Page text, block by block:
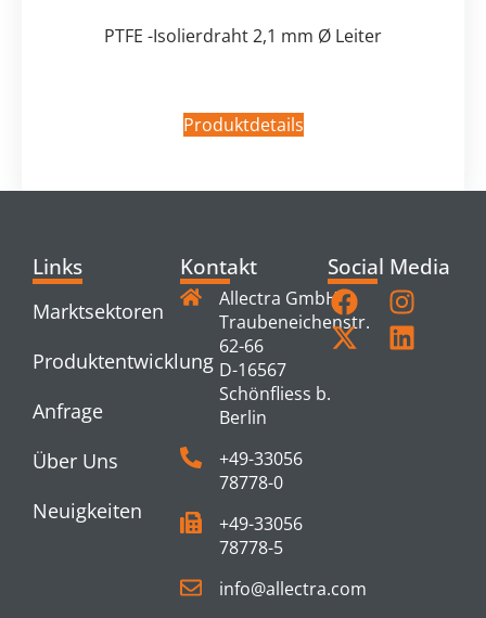
PTFE -Isolierdraht 2,1 mm Ø Leiter
Produktdetails
Links
Marktsektoren
Produktentwicklung
Anfrage
Über Uns
Neuigkeiten
Kontakt
Allectra GmbH
Traubeneichenstr.
62-66
D-16567
Schönfliess b.
Berlin
+49-33056
78778-0
+49-33056
78778-5
info@allectra.com
Social Media